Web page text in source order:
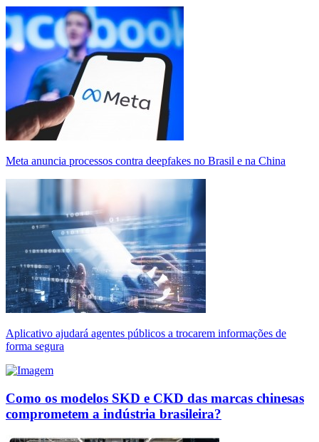
Meta anuncia processos contra deepfakes no Brasil e na China
Aplicativo ajudará agentes públicos a trocarem informações de
forma segura
Como os modelos SKD e CKD das marcas chinesas
comprometem a indústria brasileira?